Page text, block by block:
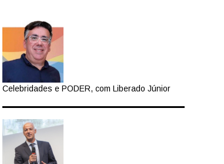
Celebridades e PODER, com Liberado Júnior